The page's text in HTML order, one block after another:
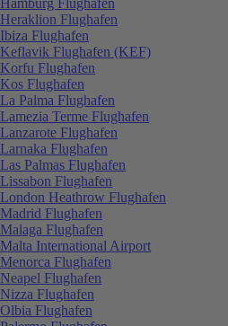
Heraklion Flughafen
Ibiza Flughafen
Keflavik Flughafen (KEF)
Korfu Flughafen
Kos Flughafen
La Palma Flughafen
Lamezia Terme Flughafen
Lanzarote Flughafen
Larnaka Flughafen
Las Palmas Flughafen
Lissabon Flughafen
London Heathrow Flughafen
Madrid Flughafen
Malaga Flughafen
Malta International Airport
Menorca Flughafen
Neapel Flughafen
Nizza Flughafen
Olbia Flughafen